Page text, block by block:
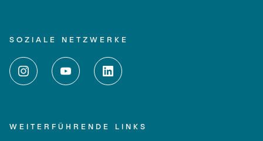
SOZIALE NETZWERKE
WEITERFÜHRENDE LINKS